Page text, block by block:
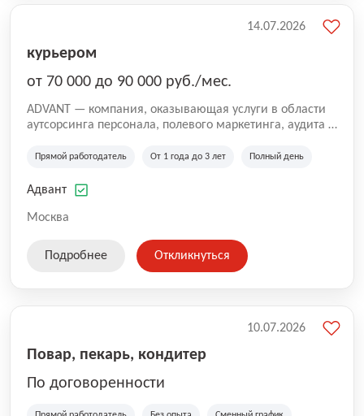
курьером
от 70 000 до 90 000 руб./мес.
ADVANT — компания, оказывающая услуги в области
аутсорсинга персонала, полевого маркетинга, аудита и
региональных клиентов. Мы работаем на рынке с
Казахстана и Беларуси, сотрудничая с компаниями из
Прямой работодатель От 1 года до 3 лет Полный день
Адвант
Москва
14.07.2026
Подробнее Откликнуться
Повар, пекарь, кондитер
По договоренности
10.07.2026